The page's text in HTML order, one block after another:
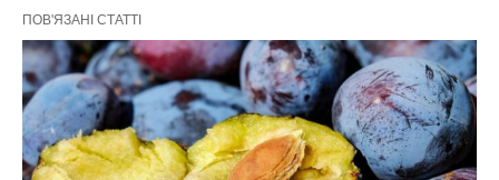
ПОВ'ЯЗАНІ СТАТТІ